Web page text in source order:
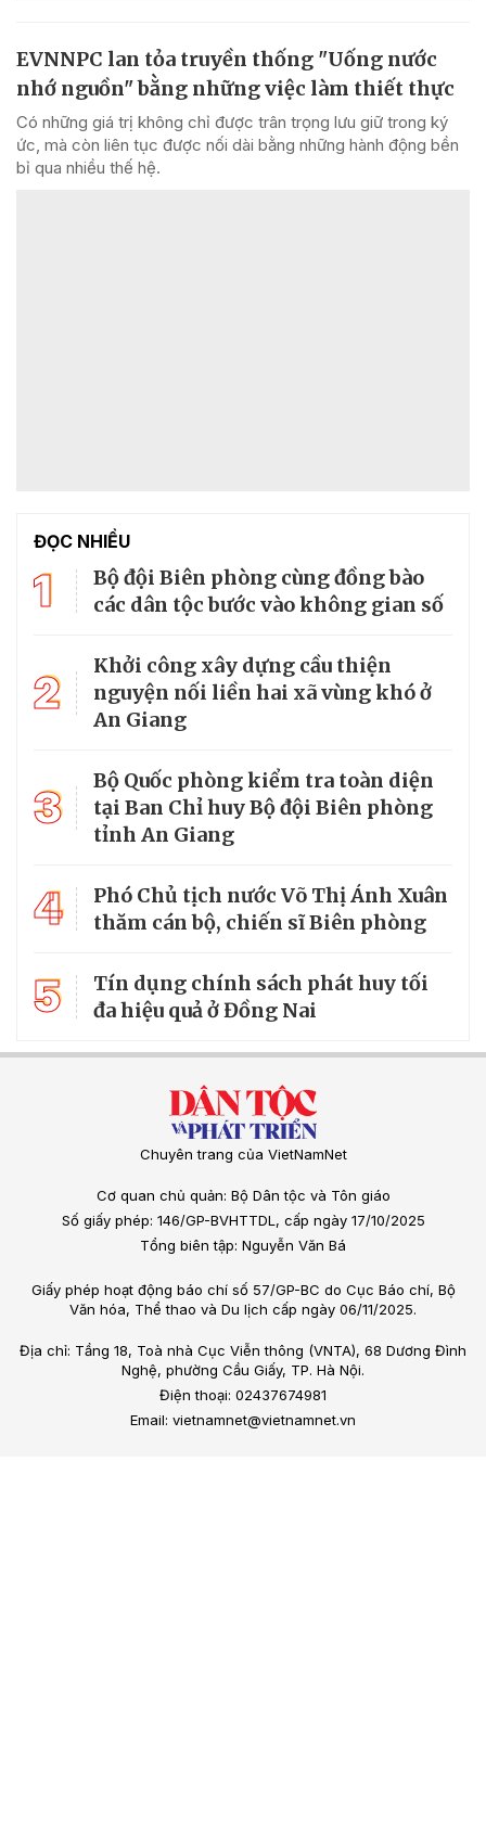
EVNNPC lan tỏa truyền thống "Uống nước
nhớ nguồn" bằng những việc làm thiết thực
Có những giá trị không chỉ được trân trọng lưu giữ trong ký
ức, mà còn liên tục được nối dài bằng những hành động bền
bỉ qua nhiều thế hệ.
ĐỌC NHIỀU
1
Bộ đội Biên phòng cùng đồng bào
các dân tộc bước vào không gian số
2
Khởi công xây dựng cầu thiện
nguyện nối liền hai xã vùng khó ở
An Giang
3
Bộ Quốc phòng kiểm tra toàn diện
tại Ban Chỉ huy Bộ đội Biên phòng
tỉnh An Giang
4
Phó Chủ tịch nước Võ Thị Ánh Xuân
thăm cán bộ, chiến sĩ Biên phòng
5
Tín dụng chính sách phát huy tối
đa hiệu quả ở Đồng Nai
Chuyên trang của VietNamNet
Cơ quan chủ quản: Bộ Dân tộc và Tôn giáo
Số giấy phép: 146/GP-BVHTTDL, cấp ngày 17/10/2025
Tổng biên tập: Nguyễn Văn Bá
Giấy phép hoạt động báo chí số 57/GP-BC do Cục Báo chí, Bộ
Văn hóa, Thể thao và Du lịch cấp ngày 06/11/2025.
Địa chỉ: Tầng 18, Toà nhà Cục Viễn thông (VNTA), 68 Dương Đình
Nghệ, phường Cầu Giấy, TP. Hà Nội.
Điện thoại: 02437674981
Email: vietnamnet@vietnamnet.vn